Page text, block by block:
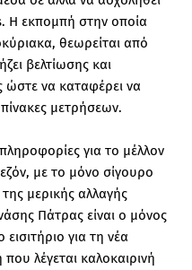
Η εκπομπή στην οποία
θεωρείται από
βελτίωσης και
ώστε να καταφέρει να
μετρήσεων.
για το μέλλον
με το μόνο σίγουρο
μερικής αλλαγής
Πάτρας είναι ο μόνος
για τη νέα
λέγεται καλοκαιρινή